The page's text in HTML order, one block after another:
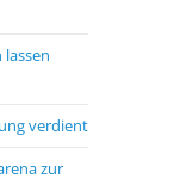
lassen
verdient
zur